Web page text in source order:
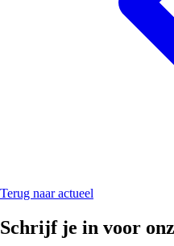
Terug naar actueel
Schrijf je in voor